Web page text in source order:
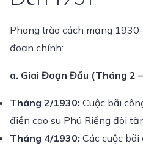
Phong trào cách mạng
đoạn chính:
a. Giai Đoạn Đầu (Tháng 2
Tháng 2/1930: Cuộc bãi
điền cao su Phú Riềng đòi
Tháng 4/1930: Các cuộc